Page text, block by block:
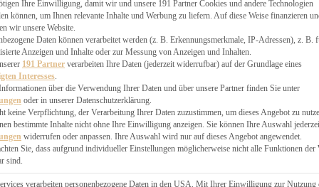
CHUTNEYS
Ihre Einwilligung, damit wir und unsere 191 Partner Cookies und andere Technologien
können, um Ihnen relevante Inhalte und Werbung zu liefern. Auf diese Weise finanzieren
wir unsere Website.
Daten können verarbeitet werden (z. B. Erkennungsmerkmale, IP-Adressen), z. B.
Anzeigen und Inhalte oder zur Messung von Anzeigen und Inhalten.
191 Partner verarbeiten Ihre Daten (jederzeit widerrufbar) auf der Grundlage eines
Interesses
über die Verwendung Ihrer Daten und über unsere Partner finden Sie unter
oder in unserer Datenschutzerklärung.
keine Verpflichtung, der Verarbeitung Ihrer Daten zuzustimmen, um dieses Angebot zu
bestimmte Inhalte nicht ohne Ihre Einwilligung anzeigen. Sie können Ihre Auswahl
widerrufen oder anpassen. Ihre Auswahl wird nur auf dieses Angebot angewendet.
Sie, dass aufgrund individueller Einstellungen möglicherweise nicht alle Funktionen der
sind.
verarbeiten personenbezogene Daten in den USA. Mit Ihrer Einwilligung zur Nutzung